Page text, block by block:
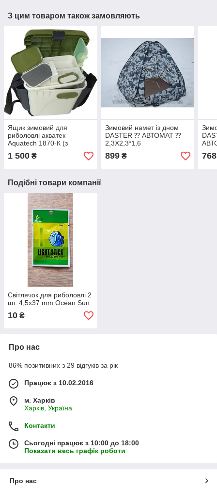
З цим товаром також замовляють
Ящик зимовий для
риболовлі акватек
Aquatech 1870-К (з
бічними кишенями)
рибальський
1 500 ₴
Зимовий намет із дном
DASTER ⁇ АВТОМАТ ⁇
2,3Х2,3*1,6
899₴ 768
Подібні товари компанії
Світлячок для риболовлі 2
шт. 4,5х37 mm Ocean Sun
10 ₴
Про нас
86% позитивних з 29 відгуків за рік
Працює з 10.02.2016
м. Харків
Харків, Україна
Контакти
Сьогодні працює з 10:00 до 18:00
Показати весь графік роботи
Про нас